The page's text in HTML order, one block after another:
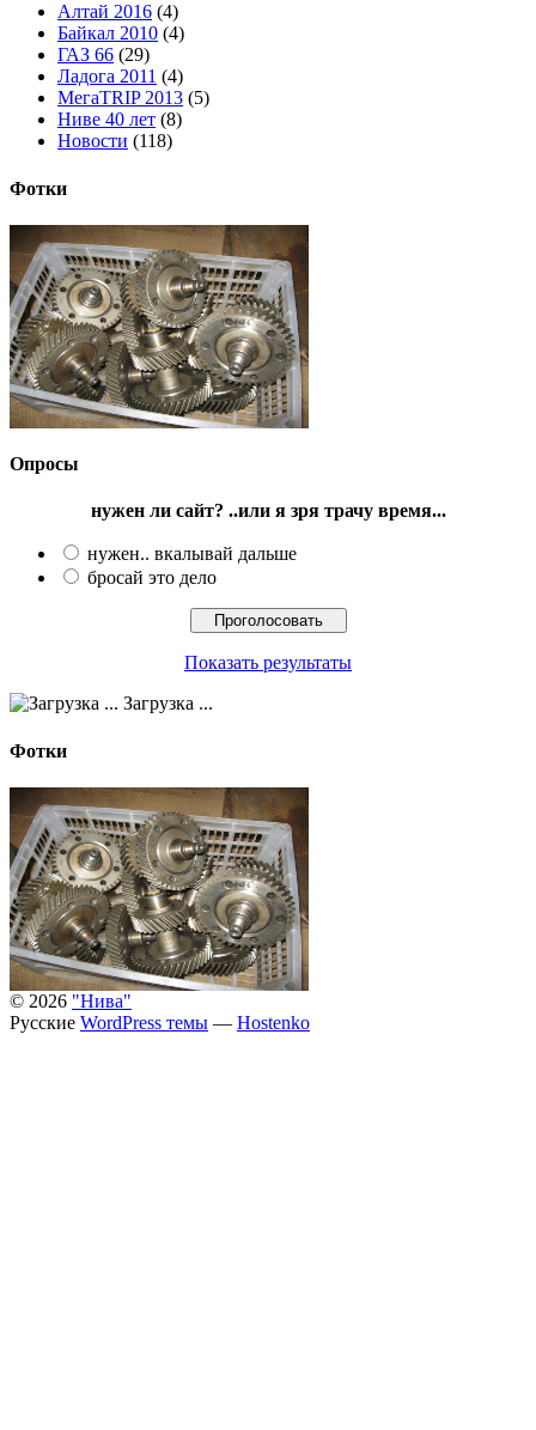
Алтай 2016 (4)
Байкал 2010 (4)
ГАЗ 66 (29)
Ладога 2011 (4)
МегаTRIP 2013 (5)
Ниве 40 лет (8)
Новости (118)
Фотки
Опросы
нужен ли сайт? ..или я зря трачу время...
нужен.. вкалывай дальше
бросай это дело
Показать результаты
Загрузка ...
Фотки
© 2026 "Нива"
Русские WordPress темы — Hostenko